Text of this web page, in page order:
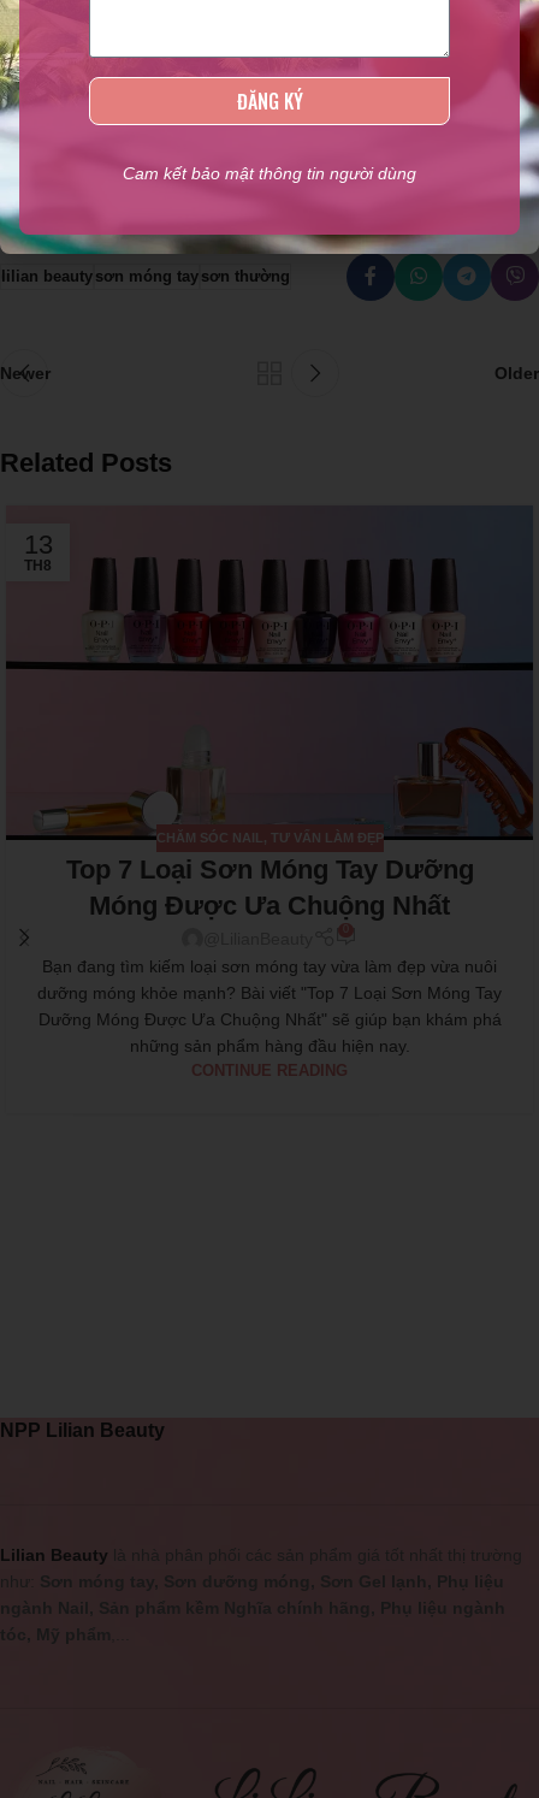
Cam kết của Lilian Beauty
Nếu bạn đang tìm kiếm địa chỉ cung cấp phụ kiện nail giá sỉ TPHCM
uy tín chất lượng thì chắc chắn không nên bỏ qua Lilian Beauty
. Liên
lilian beauty sơn móng tay sơn thường
Newer Older
Related Posts
13
TH8
CHĂM SÓC NAIL , TƯ VẤN LÀM ĐẸP
Top 7 Loại Sơn Móng Tay Dưỡng
Móng Được Ưa Chuộng Nhất
Bạn đang tìm kiếm loại sơn móng tay vừa làm đẹp vừa nuôi
dưỡng móng khỏe mạnh? Bài viết "Top 7 Loại Sơn Móng Tay
Dưỡng Móng Được Ưa Chuộng Nhất" sẽ giúp bạn khám phá
những sản phẩm hàng đầu hiện nay.
CONTINUE READING
NPP Lilian Beauty
Lilian Beauty là nhà phân phối các sản phẩm giá tốt nhất thị trường
như: Sơn móng tay, Sơn dưỡng móng, Sơn Gel lạnh, Phụ liệu
ngành Nail, Sản phẩm kềm Nghĩa chính hãng, Phụ liệu ngành
tóc, Mỹ phẩm
ĐĂNG KÝ
Cam kết bảo mật thông tin người dùng